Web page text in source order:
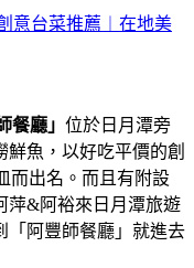
意台菜推薦︱在地美
餐廳」 位於日月潭旁
魚，以好吃平價的創
而出名。而且有附設
萍&阿裕來日月潭旅遊
「阿豐師餐廳」就進去